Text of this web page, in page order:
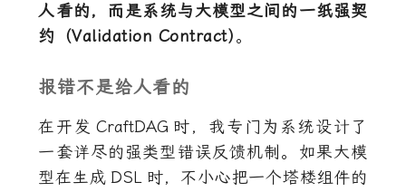
人看的，而是系统与大模型之间的一纸强契
约（Validation Contract）。
报错不是给人看的
在开发 CraftDAG 时，我专门为系统设计了
一套详尽的强类型错误反馈机制。如果大模
型在生成 DSL 时，不小心把一个塔楼组件的